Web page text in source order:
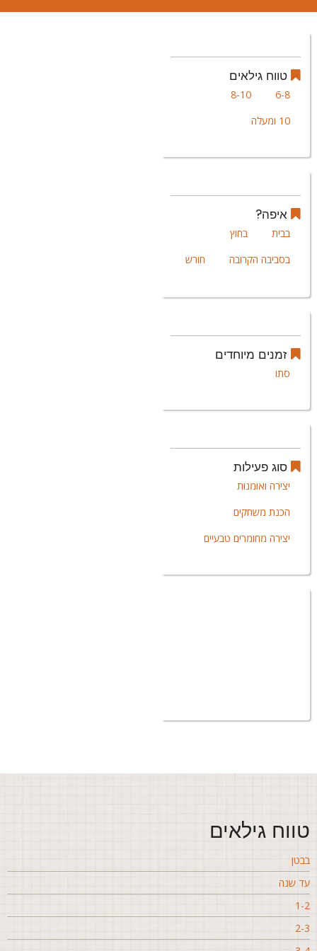
טווח גילאים
6-8
8-10
10 ומעלה
איפה?
בבית
בחוץ
בסביבה הקרובה
חורש
זמנים מיוחדים
סתו
סוג פעילות
יצירה ואומנות
הכנת משחקים
יצירה מחומרים טבעיים
גילאים
שנה
1-
2-